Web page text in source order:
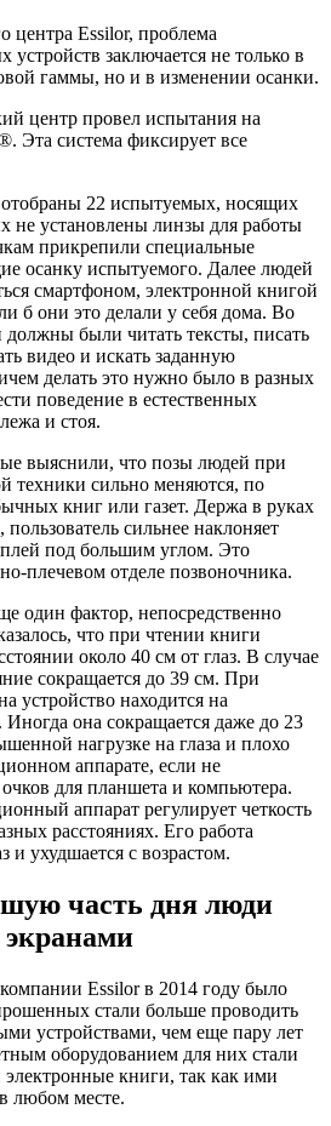
центра Essilor, проблема
заключается не только в
гаммы, но и в изменении осанки.
центр провел испытания на
Эта система фиксирует все
22 испытуемых, носящих
не установлены линзы для работы
прикрепили специальные
осанку испытуемого. Далее людей
смартфоном, электронной книгой
б они это делали у себя дома. Во
должны были читать тексты, писать
видео и искать заданную
делать это нужно было в разных
поведение в естественных
и стоя.
выяснили, что позы людей при
техники сильно меняются, по
книг или газет. Держа в руках
сильнее наклоняет
под большим углом. Это
плечевом отделе позвоночника.
один фактор, непосредственно
что при чтении книги
около 40 см от глаз. В случае
сокращается до 39 см. При
устройство находится на
Иногда она сокращается даже до 23
нагрузке на глаза и плохо
аппарате, если не
для планшета и компьютера.
аппарат регулирует четкость
расстояниях. Его работа
и ухудшается с возрастом.
часть дня люди
экранами
Essilor в 2014 году было
стали больше проводить
устройствами, чем еще пару лет
оборудованием для них стали
книги, так как ими
любом месте.